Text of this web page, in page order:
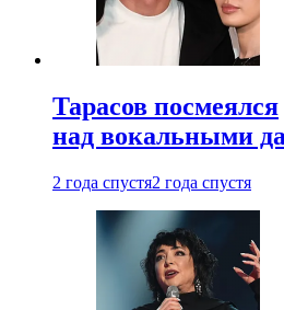
Тарасов посмеялся
над вокальными
2 года спустя2 года спустя